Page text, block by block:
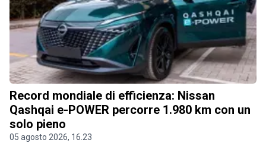
Record mondiale di efficienza: Nissan
Qashqai e-POWER percorre 1.980 km con un
solo pieno
05 agosto 2026, 16.23